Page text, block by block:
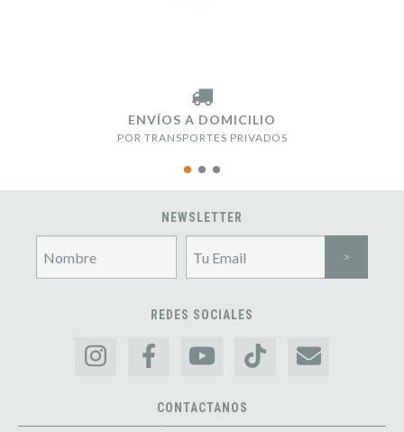
ENVÍOS A DOMICILIO
POR TRANSPORTES PRIVADOS
NEWSLETTER
REDES SOCIALES
CONTACTANOS